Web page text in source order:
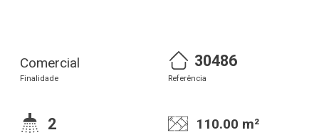
Comercial
Finalidade
30486
Referência
2 110.00 m²